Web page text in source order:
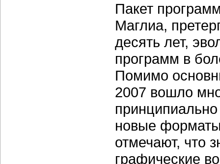
Пакет
Маглиа,
десять лет,
программ в
Помимо
2007 вошло
новые
отмечают, что
графические